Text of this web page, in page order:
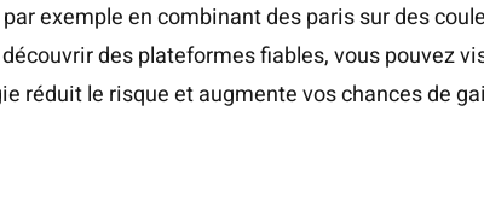
exemple en combinant des paris sur des
des plateformes fiables, vous pouvez
réduit le risque et augmente vos chances de